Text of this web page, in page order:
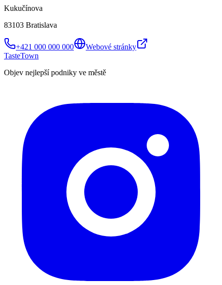
Kukučínova
83103 Bratislava
+421 000 000 000
Webové stránky
TasteTown
Objev nejlepší podniky ve městě